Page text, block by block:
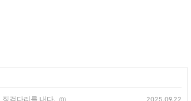
검다리를 내다. (0) 2025.09.22